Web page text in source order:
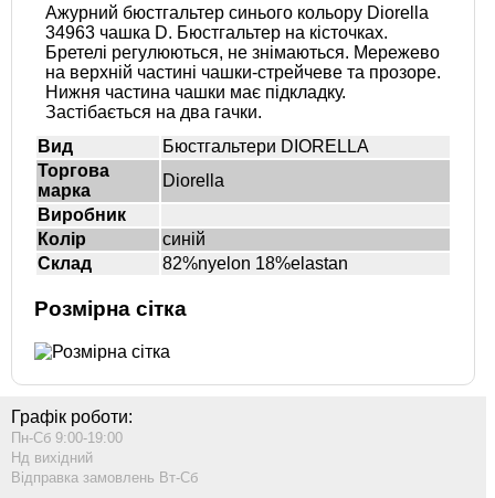
Ажурний бюстгальтер синього кольору Diorella
34963 чашка D. Бюстгальтер на кісточках.
Бретелі регулюються, не знімаються. Мережево
на верхній частині чашки-стрейчеве та прозоре.
Нижня частина чашки має підкладку.
Застібається на два гачки.
Вид
Бюстгальтери DIORELLA
Торгова
марка
Diorella
Виробник
Колір
синій
Склад
82%nyelon 18%elastan
Розмірна сітка
Графік роботи:
Пн-Сб 9:00-19:00
Нд вихідний
Відправка замовлень Вт-Сб